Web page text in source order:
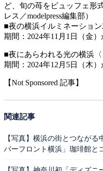
ど、旬の苺をビュッフェ形
レス／modelpress編集部）
■夜の横浜イルミネーション
期間：2024年11⽉1⽇（金）
■夜にあらわれる光の横浜〈
期間：2024年12月5日（木）
【Not Sponsored 記事】
関連記事
【写真】横浜の街とつなが
バーフロント横浜」珈琲館と